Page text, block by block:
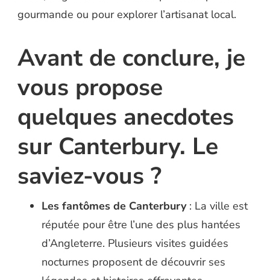
gourmande ou pour explorer l’artisanat local.
Avant de conclure, je
vous propose
quelques anecdotes
sur Canterbury. Le
saviez-vous ?
Les fantômes de Canterbury: La ville est
réputée pour être l’une des plus hantées
d’Angleterre. Plusieurs visites guidées
nocturnes proposent de découvrir ses